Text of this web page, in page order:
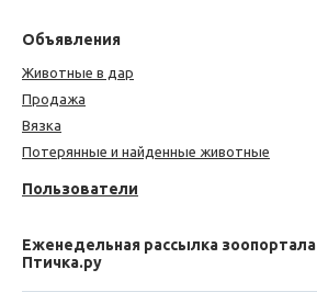
Объявления
Животные в дар
Продажа
Вязка
Потерянные и найденные животные
Пользователи
Еженедельная рассылка зоопортала
Птичка.ру